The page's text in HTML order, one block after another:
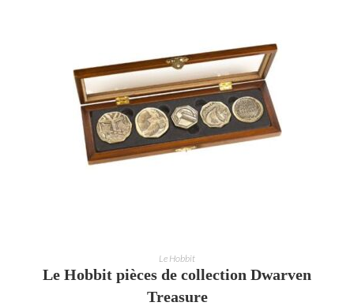
AJOUTER AU PANIER
Le Hobbit
Le Hobbit pièces de collection Dwarven
Treasure